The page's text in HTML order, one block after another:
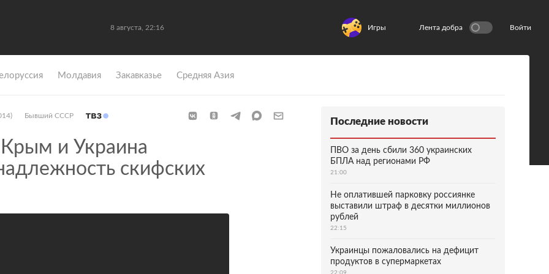
8 августа, 22:16 Игры Лента добра Войти
Молдавия Закавказье Средняя Азия
Бывший СССР
Крым и Украина
скифских
Последние новости
ПВО за день сбили 360 украинских
БПЛА над регионами РФ
21:00
Не оплатившей парковку россиянке
выставили штраф в десятки миллионов
рублей
22:15
Украинцы пожаловались на дефицит
продуктов в супермаркетах
22:09